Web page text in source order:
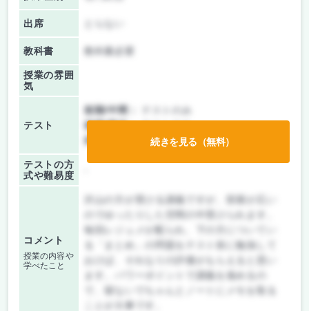
出席
教科書 教科書必要
授業の雰囲
気
テスト
前期/中間：
後期/期末：
教科書ノート持ち込み不可
テストの方
式や難易度
コメント
授業の内容や
学べたこと
沢山の方が受ける講義ですが、部屋が広い
毎回レジュメが配られ、下の方についてい
る「まとめ」の問題をテスト前に勉強して
おけば、それなりの評価がもらえると思い
ます。パワーポイントで講義を進めるの
続きを見る（無料）